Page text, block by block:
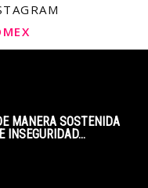
MANERA SOSTENIDA
INSEGURIDAD...